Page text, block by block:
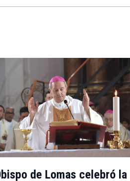
de Lomas celebró la